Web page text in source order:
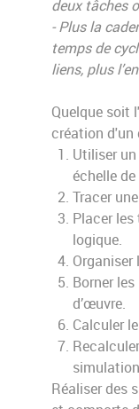
deux tâches
- Plus la
temps de
liens, plus
Quelque soit
création d'un
Utiliser
échelle
Tracer
Placer
logique.
Organiser
Borner les
d’œuvre.
Calculer
Réaliser des